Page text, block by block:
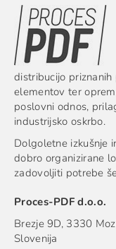
distribucijo
elementov ter
poslovni odnos,
industrijsko oskrbo.
Dolgoletne izkušnje
dobro organizirane
zadovoljiti potrebe
Proces-PDF d.o.o.
Brezje 9D, 3330
Slovenija